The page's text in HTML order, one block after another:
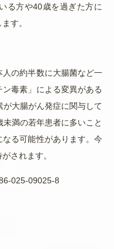
る方や40歳を過ぎた方に
す。
の約半数に大腸菌など一
ン毒素 」による変異がある
が大腸がん発症に関与して
満の若年患者に多いこと
る可能性があります。今
されます。
025-09025-8